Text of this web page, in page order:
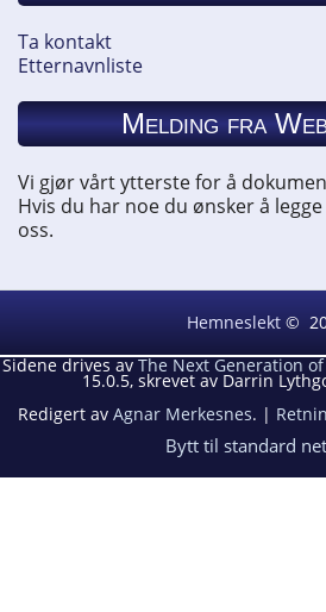
Ta kontakt
Etternavnliste
Melding fra
Vi gjør vårt ytterste for å
Hvis du har noe du ønsker å
oss.
Hemneslekt©
Sidene drives av The Next Generation
15.0.5, skrevet av Darrin
Redigert av Agnar Merkesnes. |
Bytt til standard